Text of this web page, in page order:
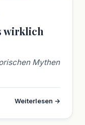
wirklich
Mythen
Weiterlesen →